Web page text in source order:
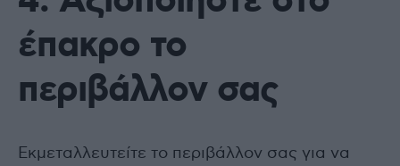
έπακρο το
περιβάλλον σας
Εκμεταλλευτείτε το περιβάλλον σας για να